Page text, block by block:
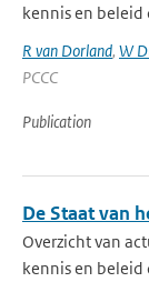
kennis en
R van Dorland, W
PCCC
Publication
De Staat van
Overzicht van
kennis en